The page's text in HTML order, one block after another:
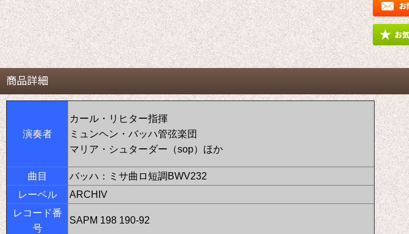
商品詳細
演奏者
カール・リヒター指揮
ミュンヘン・バッハ管弦楽団
マリア・シュターダー（sop）ほか
曲目
バッハ：ミサ曲ロ短調BWV232
レーベル
ARCHIV
レコード番
号
SAPM 198 190-92